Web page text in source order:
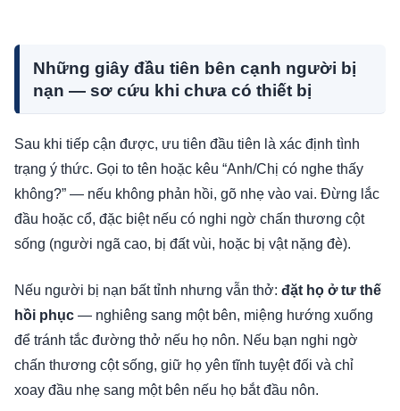
Những giây đầu tiên bên cạnh người bị
nạn — sơ cứu khi chưa có thiết bị
Sau khi tiếp cận được, ưu tiên đầu tiên là xác định tình
trạng ý thức. Gọi to tên hoặc kêu “Anh/Chị có nghe thấy
không?” — nếu không phản hồi, gõ nhẹ vào vai. Đừng lắc
đầu hoặc cổ, đặc biệt nếu có nghi ngờ chấn thương cột
sống (người ngã cao, bị đất vùi, hoặc bị vật nặng đè).
Nếu người bị nạn bất tỉnh nhưng vẫn thở: đặt họ ở tư thế
hồi phục — nghiêng sang một bên, miệng hướng xuống
để tránh tắc đường thở nếu họ nôn. Nếu bạn nghi ngờ
chấn thương cột sống, giữ họ yên tĩnh tuyệt đối và chỉ
xoay đầu nhẹ sang một bên nếu họ bắt đầu nôn.